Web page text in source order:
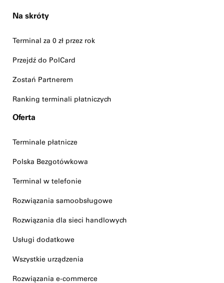
Na skróty
Terminal za 0 zł przez rok
Przejdź do PolCard
Zostań Partnerem
Ranking terminali płatniczych
Oferta
Terminale płatnicze
Polska Bezgotówkowa
Terminal w telefonie
Rozwiązania samoobsługowe
Rozwiązania dla sieci handlowych
Usługi dodatkowe
Wszystkie urządzenia
Rozwiązania e-commerce